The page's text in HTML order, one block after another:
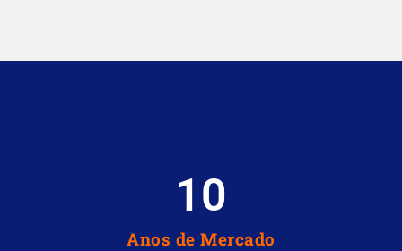
Anos de Mercado
10